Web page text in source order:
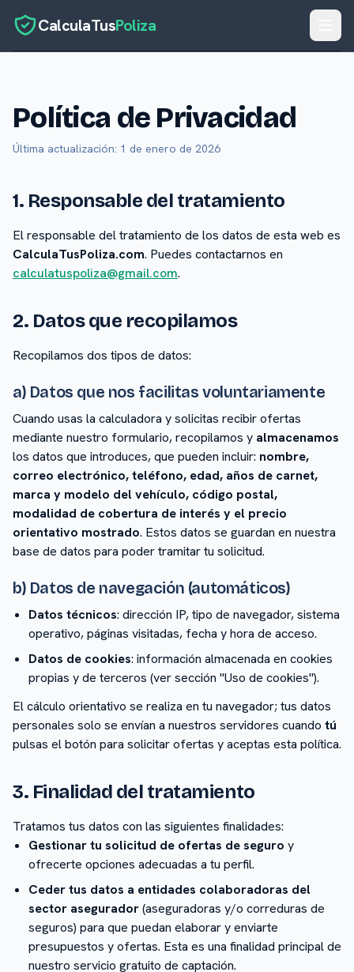
CalculaTusPoliza
Calculadora
Sobre Nosotros
Contacto
Política de Privacidad
Última actualización: 1 de enero de 2026
1. Responsable del tratamiento
El responsable del tratamiento de los datos de esta web es
CalculaTusPoliza.com. Puedes contactarnos en
calculatuspoliza@gmail.com.
2. Datos que recopilamos
Recopilamos dos tipos de datos:
a) Datos que nos facilitas voluntariamente
Cuando usas la calculadora y solicitas recibir ofertas
mediante nuestro formulario, recopilamos y almacenamos
los datos que introduces, que pueden incluir: nombre,
correo electrónico, teléfono, edad, años de carnet,
marca y modelo del vehículo, código postal,
modalidad de cobertura de interés y el precio
orientativo mostrado. Estos datos se guardan en nuestra
base de datos para poder tramitar tu solicitud.
b) Datos de navegación (automáticos)
Datos técnicos: dirección IP, tipo de navegador, sistema
operativo, páginas visitadas, fecha y hora de acceso.
Datos de cookies: información almacenada en cookies
propias y de terceros (ver sección "Uso de cookies").
El cálculo orientativo se realiza en tu navegador; tus datos
personales solo se envían a nuestros servidores cuando tú
pulsas el botón para solicitar ofertas y aceptas esta política.
3. Finalidad del tratamiento
Tratamos tus datos con las siguientes finalidades:
Gestionar tu solicitud de ofertas de seguro y
ofrecerte opciones adecuadas a tu perfil.
Ceder tus datos a entidades colaboradoras del
sector asegurador(aseguradoras y/o correduras de
seguros) para que puedan elaborar y enviarte
presupuestos y ofertas. Esta es una finalidad principal de
nuestro servicio gratuito de captación.